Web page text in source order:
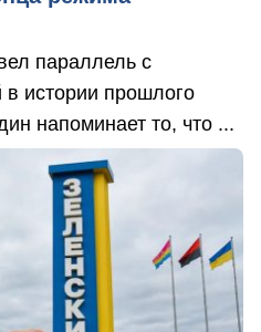
параллель с
в истории прошлого
напоминает то, что ...